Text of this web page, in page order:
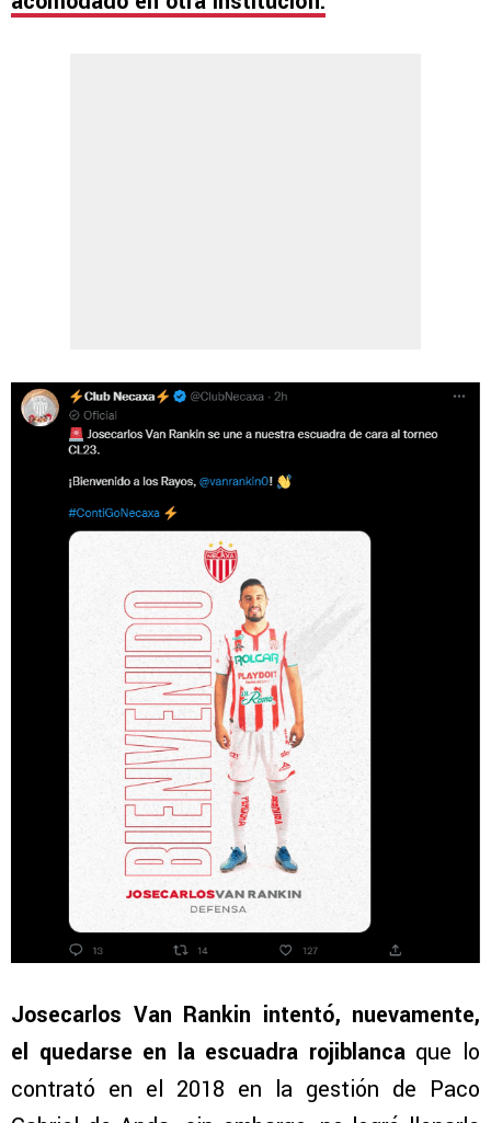
Josecarlos Van Rankin intentó, nuevamente,
el quedarse en la escuadra rojiblancaque lo
contrató en el 2018 en la gestión de Paco